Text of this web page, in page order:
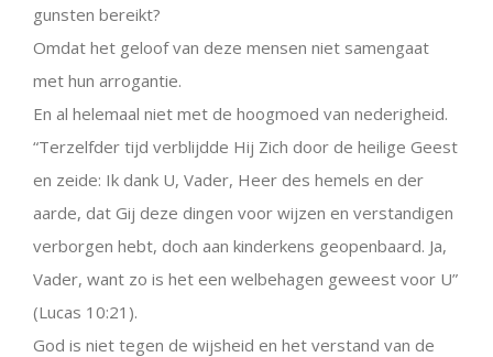
gunsten bereikt?
Omdat het geloof van deze mensen niet samengaat
met hun arrogantie.
En al helemaal niet met de hoogmoed van nederigheid.
“Terzelfder tijd verblijdde Hij Zich door de heilige Geest
en zeide: Ik dank U, Vader, Heer des hemels en der
aarde, dat Gij deze dingen voor wijzen en verstandigen
verborgen hebt, doch aan kinderkens geopenbaard. Ja,
Vader, want zo is het een welbehagen geweest voor U”
(Lucas 10:21).
God is niet tegen de wijsheid en het verstand van de